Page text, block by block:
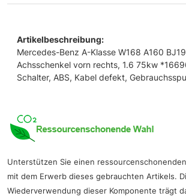
Artikelbeschreibung:
Mercedes-Benz A-Klasse W168 A160
Achsschenkel vorn rechts, 1.6 75kw
Schalter, ABS, Kabel defekt,
Unterstützen Sie einen
mit dem Erwerb dieses gebrauchten Artikels.
Wiederverwendung dieser Komponente trägt